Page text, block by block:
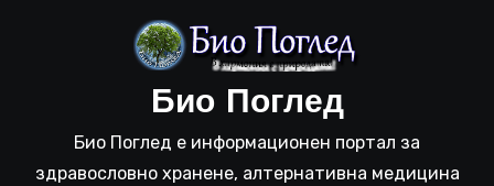
Био Поглед
Био Поглед е информационен портал за
здравословно хранене, алтернативна медицина